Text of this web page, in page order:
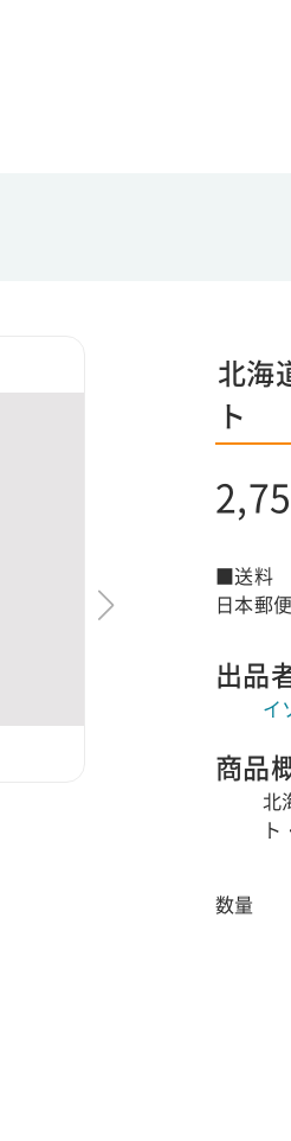
北海
ト
■送料
日本郵
出品
イ
商品
北
数量